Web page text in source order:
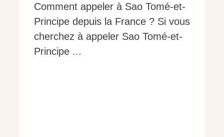
Comment appeler à Sao Tomé-et-
Principe depuis la France ? Si vous
cherchez à appeler Sao Tomé-et-
Principe ...